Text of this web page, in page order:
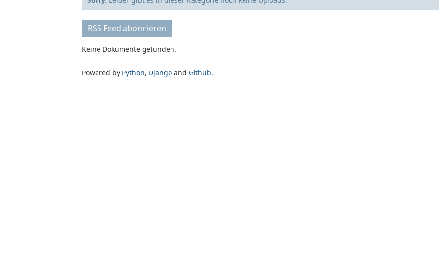
RSS Feed abonnieren
Keine Dokumente gefunden.
Powered by Python, Django and Github.